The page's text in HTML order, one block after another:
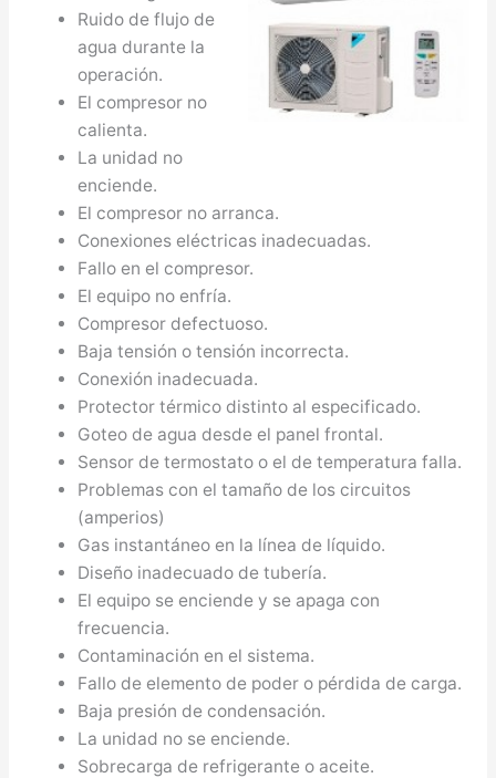
Ruido de flujo de
agua durante la
operación.
El compresor no
calienta.
La unidad no
enciende.
El compresor no arranca.
Conexiones eléctricas inadecuadas.
Fallo en el compresor.
El equipo no enfría.
Compresor defectuoso.
Baja tensión o tensión incorrecta.
Conexión inadecuada.
Protector térmico distinto al especificado.
Goteo de agua desde el panel frontal.
Sensor de termostato o el de temperatura falla.
Problemas con el tamaño de los circuitos
(amperios)
Gas instantáneo en la línea de líquido.
Diseño inadecuado de tubería.
El equipo se enciende y se apaga con
frecuencia.
Contaminación en el sistema.
Fallo de elemento de poder o pérdida de carga.
Baja presión de condensación.
La unidad no se enciende.
Sobrecarga de refrigerante o aceite.